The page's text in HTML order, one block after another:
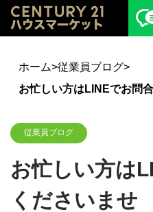
ホーム>従業員ブログ>
お忙しい方はLINEでお問
従業員ブログ
お忙しい方は
くださいませ